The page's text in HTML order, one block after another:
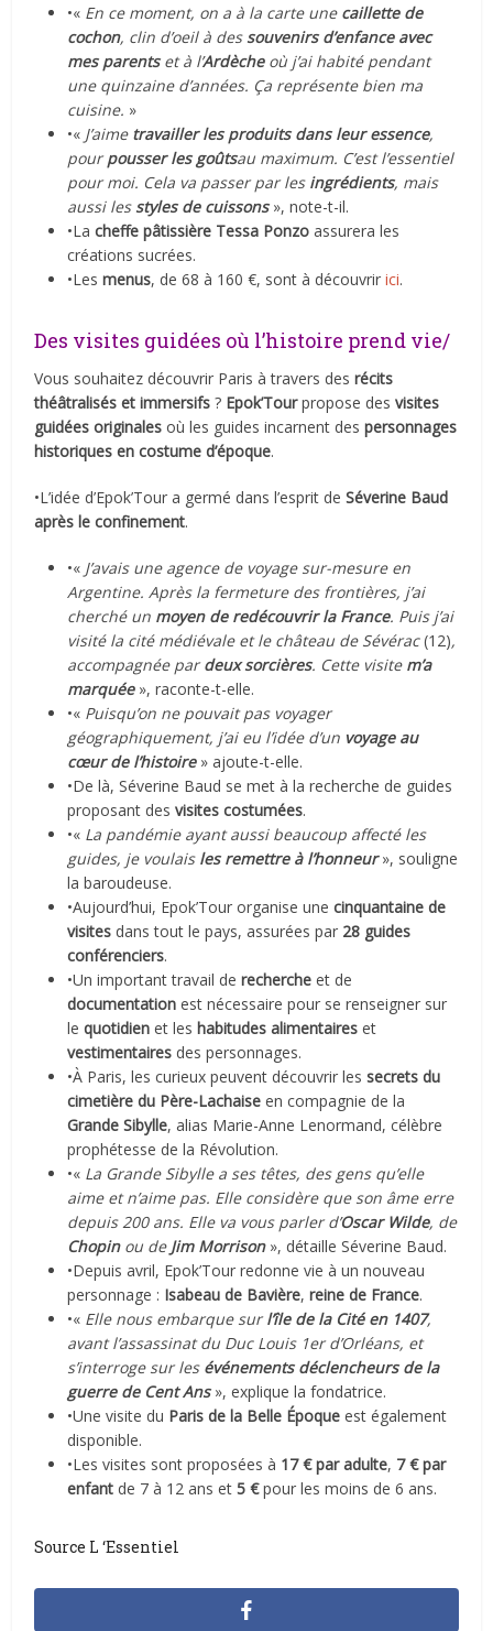
•« En ce moment, on a à la carte une caillette de
cochon, clin d’oeil à des souvenirs d’enfance avec
mes parents et à l’Ardècheoù j’ai habité pendant
une quinzaine d’années. Ça représente bien ma
cuisine. »
•« J’aime travailler les produits dans leur essence,
pourpousser les goûtsau maximum. C’est l’essentiel
pour moi. Cela va passer par lesingrédients, mais
aussi les styles de cuissons», note-t-il.
•Lacheffe pâtissière Tessa Ponzo assurera les
créations sucrées.
•Lesmenus, de 68 à 160 €, sont à découvririci.
Des visites guidées où l’histoire prend vie/
Vous souhaitez découvrir Paris à travers desrécits
théâtralisés et immersifs ? Epok’Tourpropose desvisites
guidées originalesoù les guides incarnent despersonnages
historiques en costume d’époque.
•L’idée d’Epok’Tour a germé dans l’esprit deSéverine Baud
après le confinement.
•« J’avais une agence de voyage sur-mesure en
Argentine. Après la fermeture des frontières, j’ai
cherché un moyen de redécouvrir la France. Puis j’ai
visité la cité médiévale et le château de Sévérac(12),
accompagnée pardeux sorcières. Cette visite m’a
marquée», raconte-t-elle.
•« Puisqu’on ne pouvait pas voyager
géographiquement, j’ai eu l’idée d’un voyage au
cœur de l’histoire» ajoute-t-elle.
•De là, Séverine Baud se met à la recherche de guides
proposant desvisites costumées.
•« La pandémie ayant aussi beaucoup affecté les
guides, je voulais les remettre à l’honneur», souligne
la baroudeuse.
•Aujourd’hui, Epok’Tour organise unecinquantaine de
visites dans tout le pays, assurées par 28 guides
conférenciers.
•Un important travail derechercheet de
documentation est nécessaire pour se renseigner sur
le quotidien et les habitudes alimentaireset
vestimentaires des personnages.
•À Paris, les curieux peuvent découvrir lessecrets du
cimetière du Père-Lachaise en compagnie de la
Grande Sibylle, alias Marie-Anne Lenormand, célèbre
prophétesse de la Révolution.
•« La Grande Sibylle a ses têtes, des gens qu’elle
aime et n’aime pas. Elle considère que son âme erre
depuis 200 ans. Elle va vous parler d’Oscar Wilde, de
Chopinou de Jim Morrison», détaille Séverine Baud.
•Depuis avril, Epok’Tour redonne vie à un nouveau
personnage : Isabeau de Bavière, reine de France.
•« Elle nous embarque surl’île de la Cité en 1407,
avant l’assassinat du Duc Louis 1er d’Orléans, et
s’interroge sur les événements déclencheurs de la
guerre de Cent Ans», explique la fondatrice.
•Une visite du Paris de la Belle Époque est également
disponible.
•Les visites sont proposées à 17 € par adulte, 7 € par
enfant de 7 à 12 ans et5 €pour les moins de 6 ans.
Source L ‘Essentiel